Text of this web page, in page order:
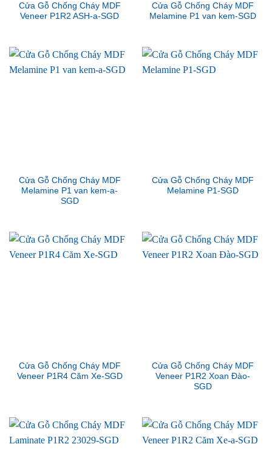
Cửa Gỗ Chống Cháy MDF
Veneer P1R2 ASH-a-SGD
Cửa Gỗ Chống Cháy MDF
Melamine P1 van kem-SGD
Cửa Gỗ Chống Cháy MDF
Melamine P1 van kem-a-
SGD
Cửa Gỗ Chống Cháy MDF
Melamine P1-SGD
Cửa Gỗ Chống Cháy MDF
Veneer P1R4 Căm Xe-SGD
Cửa Gỗ Chống Cháy MDF
Veneer P1R2 Xoan Đào-
SGD